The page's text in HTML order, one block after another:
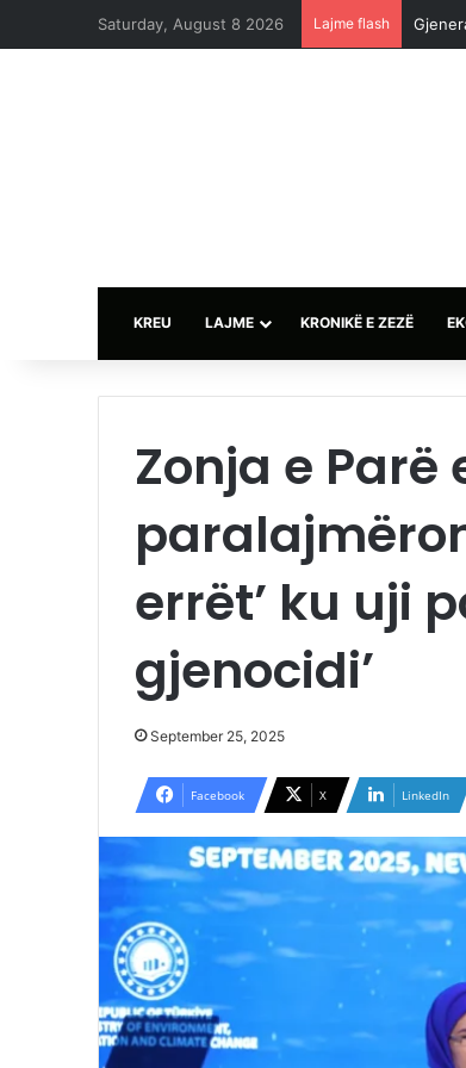
Saturday, August 8 2026 Lajme flash Irani:
KREU LAJME KRONIKË E ZEZË
Zonja e Parë
errët’ ku uji
gjenocidi’
September 25, 2025
Facebook X LinkedIn